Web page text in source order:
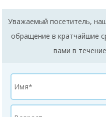
Уважаемый посетитель,
обращение в кратчайшие
вами в